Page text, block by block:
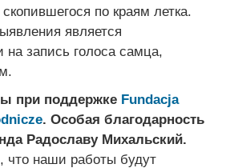
по краям летка.
является
запись голоса самца,
при поддержке Fundacja
. Особая благодарность
Радославу Михальский.
что наши работы будут